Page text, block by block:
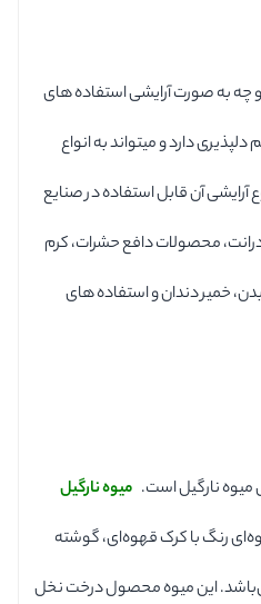
به صورت آرایشی استفاده های
دارد و میتواند به انواع
آن قابل استفاده در صنایع
محصولات دافع حشرات، کرم
خمیر دندان و استفاده های
نارگیل است. میوه نارگیل
رنگ با کرک قهوه‌ای، گوشته
این میوه محصول درخت نخل